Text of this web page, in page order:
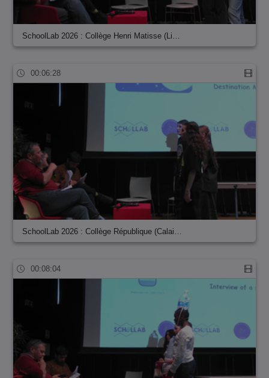
SchoolLab 2026 : Collège Henri Matisse (Li…
00:06:28
SchoolLab 2026 : Collège République (Calai…
00:08:04